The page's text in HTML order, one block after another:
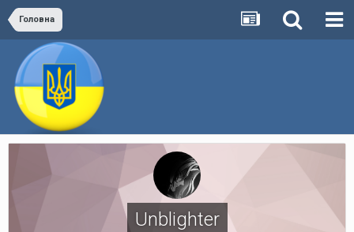
Головна
Unblighter